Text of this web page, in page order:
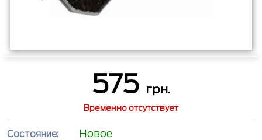
575 грн.
Временно отсутствует
Состояние: Новое